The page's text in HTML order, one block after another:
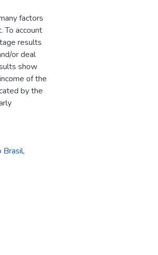
factors
To account
results
or deal
show
of the
by the
Brasil,